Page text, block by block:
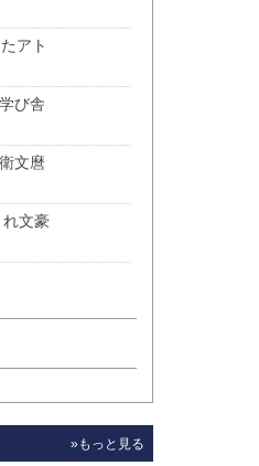
アト
び舎
文麿
文豪
»もっと見る